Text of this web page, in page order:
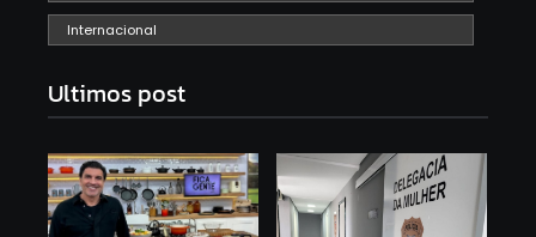
Internacional
Ultimos post